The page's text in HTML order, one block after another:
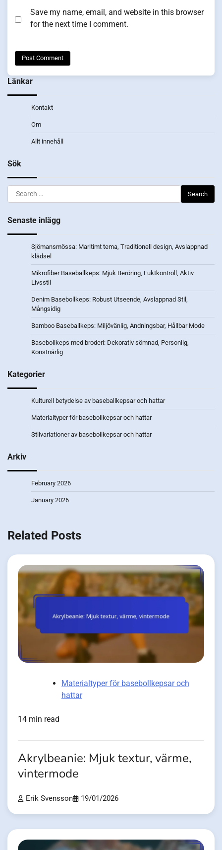
Save my name, email, and website in this browser
for the next time I comment.
Länkar
Kontakt
Om
Allt innehåll
Sök
Search
for:
Senaste inlägg
Sjömansmössa: Maritimt tema, Traditionell design, Avslappnad
klädsel
Mikrofiber Baseballkeps: Mjuk Beröring, Fuktkontroll, Aktiv
Livsstil
Denim Basebollkeps: Robust Utseende, Avslappnad Stil,
Mångsidig
Bamboo Baseballkeps: Miljövänlig, Andningsbar, Hållbar Mode
Basebollkeps med broderi: Dekorativ sömnad, Personlig,
Konstnärlig
Kategorier
Kulturell betydelse av baseballkepsar och hattar
Materialtyper för basebollkepsar och hattar
Stilvariationer av basebollkepsar och hattar
Arkiv
February 2026
January 2026
Related Posts
Materialtyper för basebollkepsar och
hattar
14 min read
Akrylbeanie: Mjuk textur, värme,
vintermode
Erik Svensson 19/01/2026